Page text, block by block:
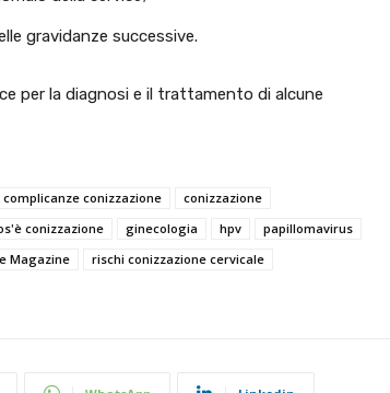
gravidanze successive.
per la diagnosi e il trattamento di alcune
complicanze conizzazione
conizzazione
conizzazione ginecologia hpv
papillomavirus
Magazine
rischi conizzazione cervicale